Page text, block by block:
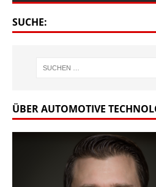
SUCHE:
ÜBER AUTOMOTIVE